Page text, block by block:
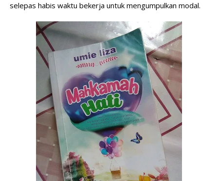
selepas habis waktu bekerja untuk mengumpulkan modal.